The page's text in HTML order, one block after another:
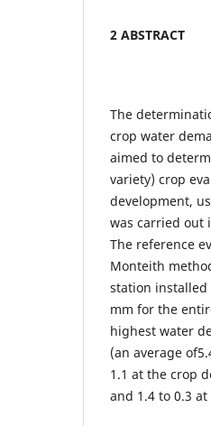
2 ABSTRACT
The
crop water
aimed to
variety) crop
development,
was carried out
The reference
Monteith
station installed
mm for the
highest water
(an average
1.1 at the crop
and 1.4 to 0.3